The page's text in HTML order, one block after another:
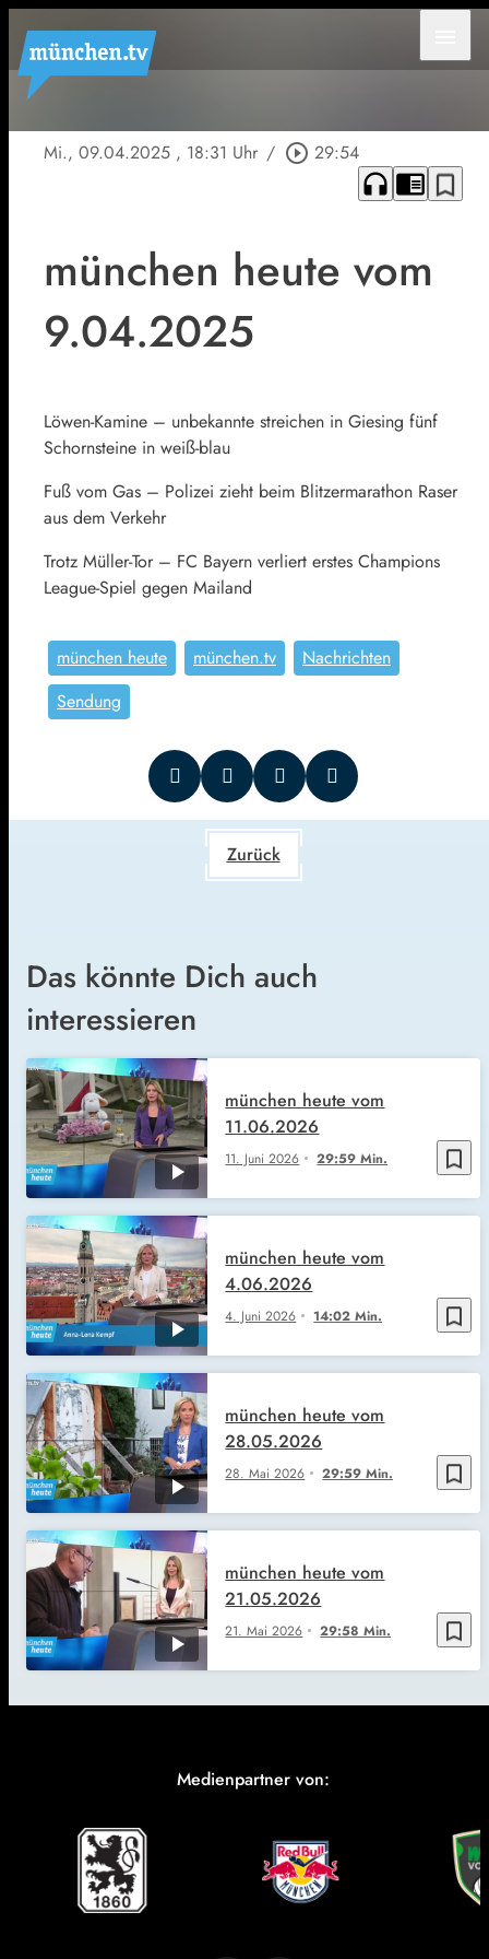
Mi., 09.04.2025 , 18:31 Uhr / play_circle_outline 29:54
headphones chrome_reader_mode bookmark_border
münchen heute vom
9.04.2025
Löwen-Kamine – unbekannte streichen in Giesing fünf
Schornsteine in weiß-blau
Fuß vom Gas – Polizei zieht beim Blitzermarathon Raser
aus dem Verkehr
Trotz Müller-Tor – FC Bayern verliert erstes Champions
League-Spiel gegen Mailand
münchen heute münchen.tv
Nachrichten
Sendung
Zurück
Das könnte Dich auch
interessieren
bookmark_border
11. Juni 2026 29:59 Min.
münchen heute vom
11.06.2026
bookmark_border
4. Juni 2026 14:02 Min.
münchen heute vom
4.06.2026
bookmark_border
28. Mai 2026 29:59 Min.
münchen heute vom
28.05.2026
bookmark_border
21. Mai 2026 29:58 Min.
münchen heute vom
21.05.2026
Medienpartner von: